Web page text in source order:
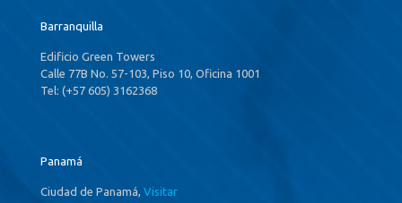
Barranquilla
Edificio Green Towers
Calle 77B No. 57-103, Piso 10, Oficina 1001
Tel: (+57 605) 3162368
Panamá
Ciudad de Panamá, Visitar